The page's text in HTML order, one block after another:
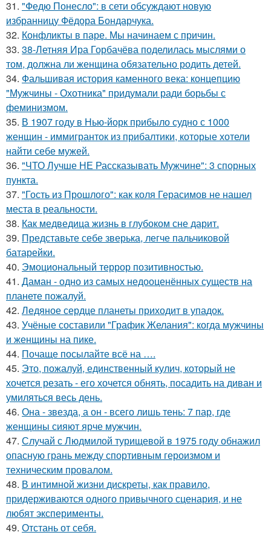
31. "Федю Понесло": в сети обсуждают новую
избранницу Фёдора Бондарчука.
32. Конфликты в паре. Мы начинаем с причин.
33. 38-Летняя Ира Горбачёва поделилась мыслями о
том, должна ли женщина обязательно родить детей.
34. Фальшивая история каменного века: концепцию
"Мужчины - Охотника" придумали ради борьбы с
феминизмом.
35. В 1907 году в Нью-йорк прибыло судно с 1000
женщин - иммигранток из прибалтики, которые хотели
найти себе мужей.
36. "ЧТО Лучше НЕ Рассказывать Мужчине": 3 спорных
пункта.
37. "Гость из Прошлого": как коля Герасимов не нашел
места в реальности.
38. Как медведица жизнь в глубоком сне дарит.
39. Представьте себе зверька, легче пальчиковой
батарейки.
40. Эмоциональный террор позитивностью.
41. Даман - одно из самых недооценённых существ на
планете пожалуй.
42. Ледяное сердце планеты приходит в упадок.
43. Учёные составили "График Желания": когда мужчины
и женщины на пике.
44. Почаще посылайте всё на ….
45. Это, пожалуй, единственный кулич, который не
хочется резать - его хочется обнять, посадить на диван и
умиляться весь день.
46. Она - звезда, а он - всего лишь тень: 7 пар, где
женщины сияют ярче мужчин.
47. Случай с Людмилой турищевой в 1975 году обнажил
опасную грань между спортивным героизмом и
техническим провалом.
48. В интимной жизни дискреты, как правило,
придерживаются одного привычного сценария, и не
любят эксперименты.
49. Отстань от себя.